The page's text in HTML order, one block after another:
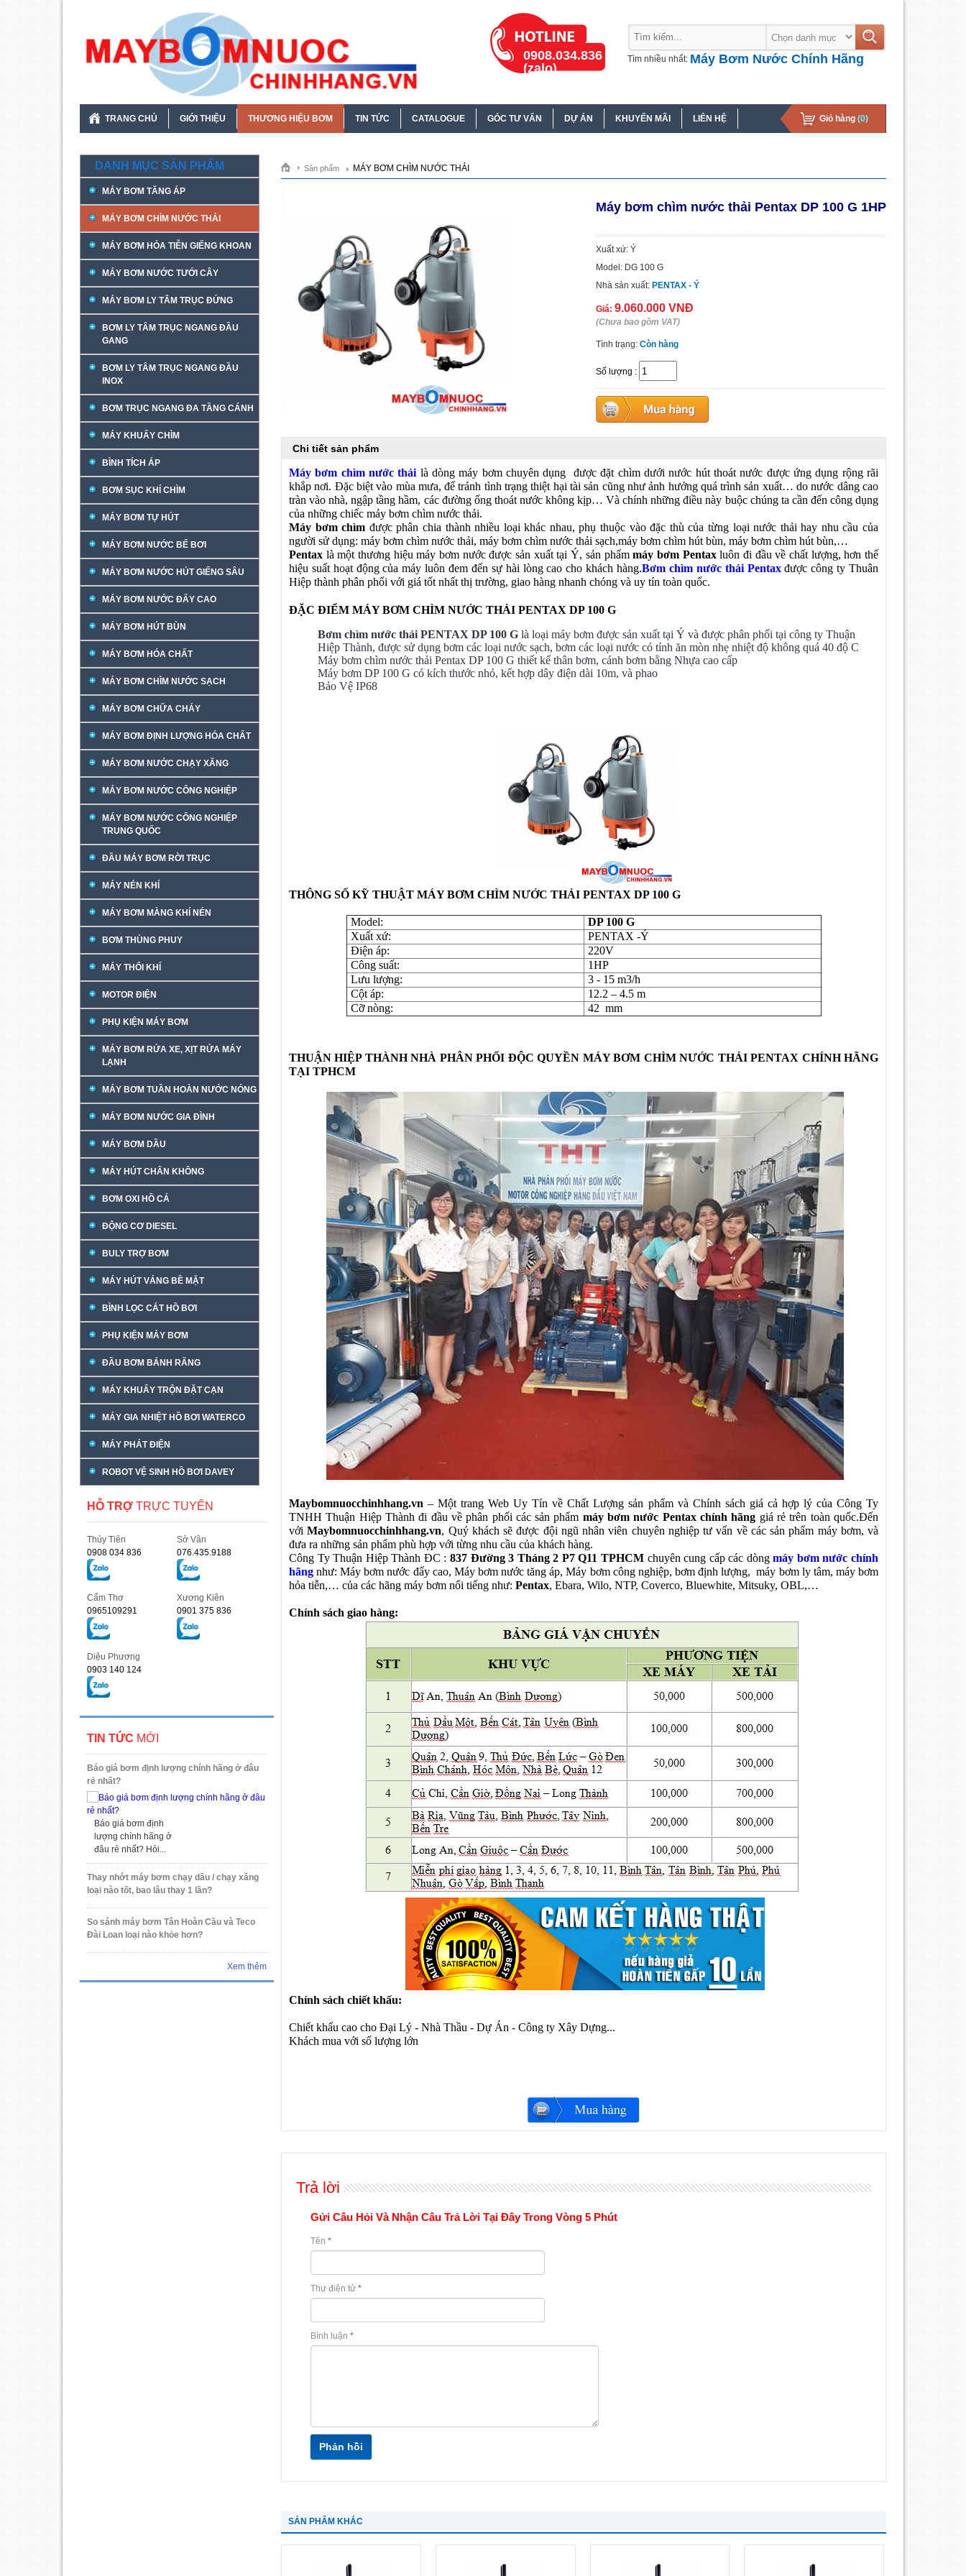
Tìm nhiều nhất: Máy Bơm Nước Chính Hãng
0908.034.836
(zalo)
TRANG CHỦ GIỚI THIỆU THƯƠNG HIỆU BƠM TIN TỨC CATALOGUE GÓC TƯ VẤN DỰ ÁN KHUYẾN MÃI LIÊN HỆ Giỏ hàng (0)
DANH MỤC SẢN PHẨM
MÁY BƠM TĂNG ÁP
MÁY BƠM CHÌM NƯỚC THẢI
MÁY BƠM HỎA TIỄN GIẾNG KHOAN
MÁY BƠM NƯỚC TƯỚI CÂY
MÁY BƠM LY TÂM TRỤC ĐỨNG
BƠM LY TÂM TRỤC NGANG ĐẦU
GANG
BƠM LY TÂM TRỤC NGANG ĐẦU
INOX
BƠM TRỤC NGANG ĐA TẦNG CÁNH
MÁY KHUẤY CHÌM
BÌNH TÍCH ÁP
BƠM SỤC KHÍ CHÌM
MÁY BƠM TỰ HÚT
MÁY BƠM NƯỚC BỂ BƠI
MÁY BƠM NƯỚC HÚT GIẾNG SÂU
MÁY BƠM NƯỚC ĐẨY CAO
MÁY BƠM HÚT BÙN
MÁY BƠM HÓA CHẤT
MÁY BƠM CHÌM NƯỚC SẠCH
MÁY BƠM CHỮA CHÁY
MÁY BƠM ĐỊNH LƯỢNG HÓA CHẤT
MÁY BƠM NƯỚC CHẠY XĂNG
MÁY BƠM NƯỚC CÔNG NGHIỆP
MÁY BƠM NƯỚC CÔNG NGHIỆP
TRUNG QUỐC
ĐẦU MÁY BƠM RỜI TRỤC
MÁY NÉN KHÍ
MÁY BƠM MÀNG KHÍ NÉN
BƠM THÙNG PHUY
MÁY THỔI KHÍ
MOTOR ĐIỆN
PHỤ KIỆN MÁY BƠM
MÁY BƠM RỬA XE, XỊT RỬA MÁY
LẠNH
MÁY BƠM TUẦN HOÀN NƯỚC NÓNG
MÁY BƠM NƯỚC GIA ĐÌNH
MÁY BƠM DẦU
MÁY HÚT CHÂN KHÔNG
BƠM OXI HỒ CÁ
ĐỘNG CƠ DIESEL
BULY TRỢ BƠM
MÁY HÚT VÁNG BỀ MẶT
BÌNH LỌC CÁT HỒ BƠI
PHỤ KIỆN MÁY BƠM
ĐẦU BƠM BÁNH RĂNG
MÁY KHUẤY TRỘN ĐẶT CẠN
MÁY GIA NHIỆT HỒ BƠI WATERCO
MÁY PHÁT ĐIỆN
ROBOT VỆ SINH HỒ BƠI DAVEY
HỖ TRỢ TRỰC TUYẾN
Thủy Tiên
0908 034 836
Sở Vân
076.435.9188
Cẩm Thơ
0965109291
Xương Kiên
0901 375 836
Diệu Phương
0903 140 124
TIN TỨC MỚI
Báo giá bơm định lượng chính hãng ở đâu
rẻ nhất?
Báo giá bơm định
lượng chính hãng ở
đâu rẻ nhất? Hỏi...
Thay nhớt máy bơm chạy dầu / chạy xăng
loại nào tốt, bao lâu thay 1 lần?
So sánh máy bơm Tân Hoàn Cầu và Teco
Đài Loan loại nào khỏe hơn?
Xem thêm
Sản phẩm MÁY BƠM CHÌM NƯỚC THẢI
Máy bơm chìm nước thải Pentax DP 100 G 1HP
Xuất xứ: Ý
Model: DG 100 G
Nhà sản xuất: PENTAX - Ý
Giá: 9.060.000 VNĐ
(Chưa bao gồm VAT)
Tình trạng: Còn hàng
Số lượng :
Chi tiết sản phẩm
Máy bơm chìm nước thải là dòng máy bơm chuyên dụng được đặt chìm dưới nước hút thoát nước được ứng dụng rộng rãi
khắp nơi. Đặc biệt vào mùa mưa, để tránh tình trạng thiệt hại tài sản cũng như ảnh hưởng quá trình sản xuất… do nước dâng cao
tràn vào nhà, ngập tầng hầm, các đường ống thoát nước không kịp… Và chính những điều này buộc chúng ta cần đến công dụng
của những chiếc máy bơm chìm nước thải.
Máy bơm chìm được phân chia thành nhiều loại khác nhau, phụ thuộc vào đặc thù của từng loại nước thải hay nhu cầu của
người sử dụng: máy bơm chìm nước thải, máy bơm chìm nước thải sạch,máy bơm chìm hút bùn, máy bơm chìm hút bùn,…
Pentax là một thương hiệu máy bơm nước được sản xuất tại Ý, sản phẩmmáy bơm Pentaxluôn đi đầu về chất lượng, hơn thế
hiệu suất hoạt động của máy luôn đem đến sự hài lòng cao cho khách hàng.Bơm chìm nước thải Pentaxđược công ty Thuân
Hiệp thành phân phối với giá tốt nhất thị trường, giao hàng nhanh chóng và uy tín toàn quốc.
ĐẶC ĐIỂM MÁY BƠM CHÌM NƯỚC THẢI PENTAX DP 100 G
Bơm chìm nước thải PENTAX DP 100 G là loại máy bơm được sản xuất tại Ý và được phân phối tại công ty Thuận
Hiệp Thành, được sử dụng bơm các loại nước sạch, bơm các loại nước có tính ăn mòn nhẹ nhiệt độ không quá 40 độ C
Máy bơm chìm nước thải Pentax DP 100 G thiết kế thân bơm, cánh bơm bằng Nhựa cao cấp
Máy bơm DP 100 G có kích thước nhỏ, kết hợp dây điện dài 10m, và phao
Bảo Vệ IP68
THÔNG SỐ KỸ THUẬT MÁY BƠM CHÌM NƯỚC THẢI PENTAX DP 100 G
Model:
DP 100 G
Xuất xứ:
PENTAX -Ý
Điện áp:
220V
Công suất:
1HP
Lưu lượng:
3 - 15 m3/h
Cột áp:
12.2 – 4.5 m
Cỡ nòng:
42 mm
THUẬN HIỆP THÀNH NHÀ PHÂN PHỐI ĐỘC QUYỀN MÁY BƠM CHÌM NƯỚC THẢI PENTAX CHÍNH HÃNG
TẠI TPHCM
Maybomnuocchinhhang.vn– Một trang Web Uy Tín về Chất Lượng sản phẩm và Chính sách giá cả hợp lý của Công Ty
TNHH Thuận Hiệp Thành đi đầu về phân phối các sản phẩm máy bơm nước Pentax chính hãng giá rẻ trên toàn quốc.Đến
vớiMaybomnuocchinhhang.vn, Quý khách sẽ được đội ngũ nhân viên chuyên nghiệp tư vấn về các sản phẩm máy bơm, và
đưa ra những sản phẩm phù hợp với từng nhu cầu của khách hàng.
Công Ty Thuận Hiệp Thành ĐC : 837 Đường 3 Tháng 2 P7 Q11 TPHCM chuyên cung cấp các dòngmáy bơm nước chính
hãng như: Máy bơm nước đẩy cao, Máy bơm nước tăng áp, Máy bơm công nghiệp, bơm định lượng, máy bơm ly tâm, máy bơm
hỏa tiễn,… của các hãng máy bơm nổi tiếng như: Pentax, Ebara, Wilo, NTP, Coverco, Bluewhite, Mitsuky, OBL,…
Chính sách giao hàng:
Chính sách chiết khấu:
Chiết khấu cao cho Đại Lý - Nhà Thầu - Dự Án - Công ty Xây Dựng...
Khách mua với số lượng lớn
Trả lời
Gửi Câu Hỏi Và Nhận Câu Trả Lời Tại Đây Trong Vòng 5 Phút
Tên *
Thư điện tử *
Bình luận *
Phản hồi
SẢN PHẨM KHÁC